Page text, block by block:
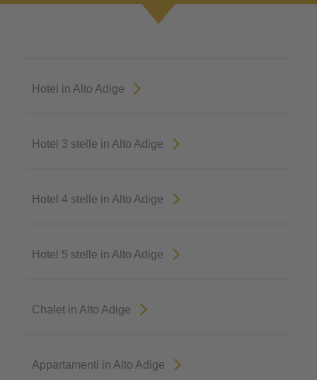
Hotel in Alto Adige
Hotel 3 stelle in Alto Adige
Hotel 4 stelle in Alto Adige
Hotel 5 stelle in Alto Adige
Chalet in Alto Adige
Appartamenti in Alto Adige